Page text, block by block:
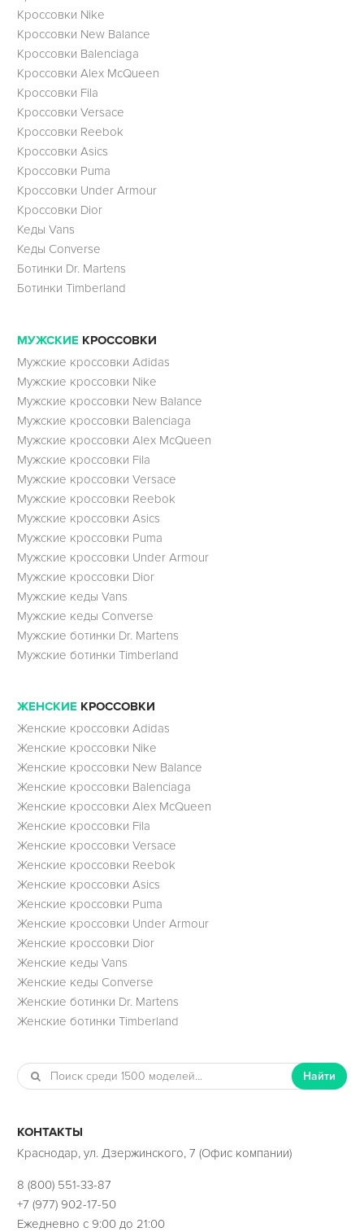
Кроссовки Nike
Кроссовки New Balance
Кроссовки Balenciaga
Кроссовки Alex McQueen
Кроссовки Fila
Кроссовки Versace
Кроссовки Reebok
Кроссовки Asics
Кроссовки Puma
Кроссовки Under Armour
Кроссовки Dior
Кеды Vans
Кеды Converse
Ботинки Dr. Martens
Ботинки Timberland
МУЖСКИЕ КРОССОВКИ
Мужские кроссовки Adidas
Мужские кроссовки Nike
Мужские кроссовки New Balance
Мужские кроссовки Balenciaga
Мужские кроссовки Alex McQueen
Мужские кроссовки Fila
Мужские кроссовки Versace
Мужские кроссовки Reebok
Мужские кроссовки Asics
Мужские кроссовки Puma
Мужские кроссовки Under Armour
Мужские кроссовки Dior
Мужские кеды Vans
Мужские кеды Converse
Мужские ботинки Dr. Martens
Мужские ботинки Timberland
ЖЕНСКИЕ КРОССОВКИ
Женские кроссовки Adidas
Женские кроссовки Nike
Женские кроссовки New Balance
Женские кроссовки Balenciaga
Женские кроссовки Alex McQueen
Женские кроссовки Fila
Женские кроссовки Versace
Женские кроссовки Reebok
Женские кроссовки Asics
Женские кроссовки Puma
Женские кроссовки Under Armour
Женские кроссовки Dior
Женские кеды Vans
Женские кеды Converse
Женские ботинки Dr. Martens
Женские ботинки Timberland
Найти
КОНТАКТЫ
Краснодар, ул. Дзержинского, 7 (Офис компании)
8 (800) 551-33-87
+7 (977) 902-17-50
Ежедневно с 9:00 до 21:00